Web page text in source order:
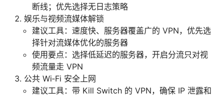
断线；优先选择无日志策略
娱乐与视频流媒体解锁
建议工具：速度快、服务器覆盖广的 VPN，优先选
择针对流媒体优化的服务器
使用要点：选择低延迟的服务器，开启分流只对视
频流量走 VPN
公共 Wi‑Fi 安全上网
建议工具：带 Kill Switch 的 VPN，确保 IP 泄露和